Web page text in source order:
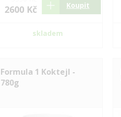
2600 Kč Koupit
skladem
Formula 1 Koktejl -
780g